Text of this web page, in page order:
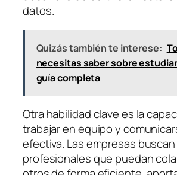
datos.
Quizás también te interese:
necesitas saber sobre
guía completa
Otra habilidad clave es la
trabajar en equipo y
efectiva. Las empresas buscan
profesionales que puedan